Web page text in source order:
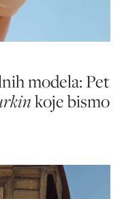
modela: Pet
koje bismo